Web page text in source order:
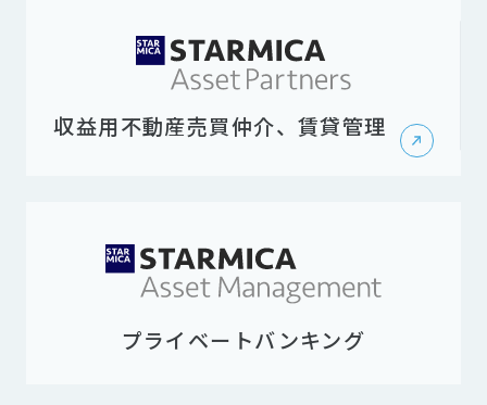
収益用不動産売買仲介、賃貸管理
プライベートバンキング